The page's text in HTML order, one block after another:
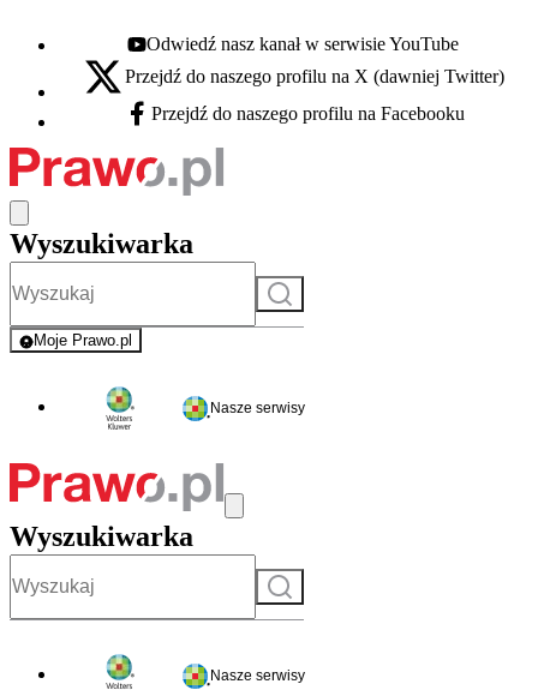
Youtube - otwiera się w nowej karcie
Odwiedź nasz kanał w serwisie YouTube
X - otwiera się w nowej karcie
Przejdź do naszego profilu na X (dawniej Twitter)
Facebook - otwiera się w nowej karcie
Przejdź do naszego profilu na Facebooku
Wyszukiwarka
Szukaj
Moje Prawo.pl
- rejestracja i logowanie do serwisu
Nasze serwisy
Wyszukiwarka
Szukaj
Nasze serwisy